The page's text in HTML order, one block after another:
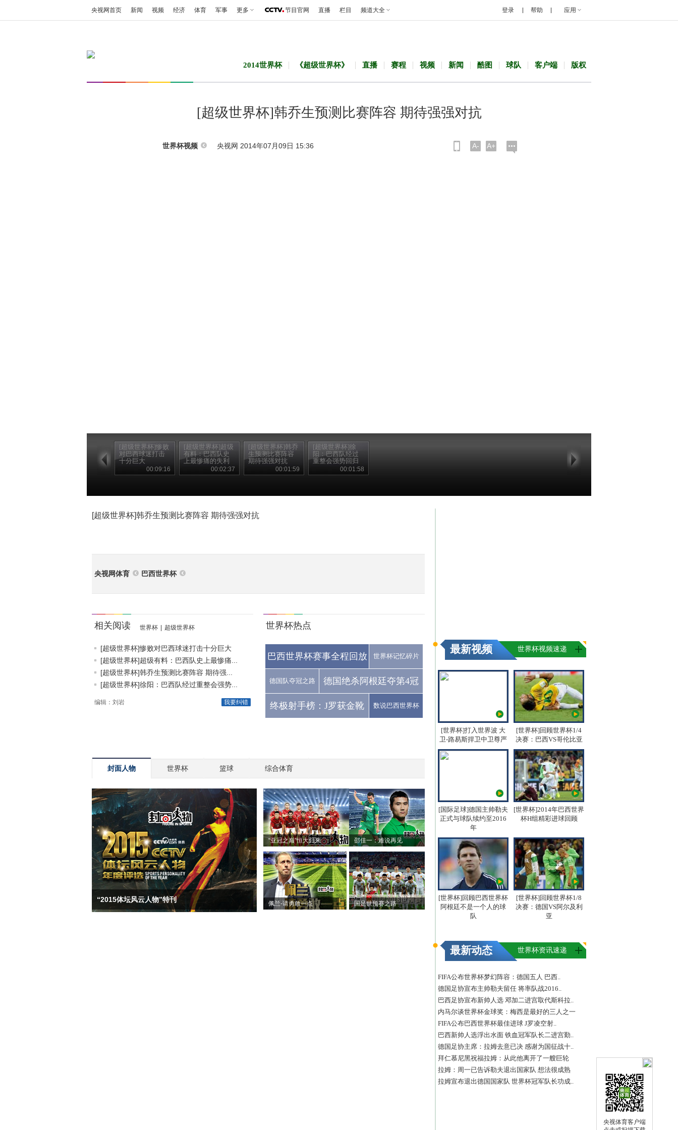
央视体育客户端
央视网首页 新闻 视频 经济 体育 军事 更多 节目官网 直播 栏目 频道大全 帮助 应用
登录
2014世界杯 《超级世界杯》 直播 赛程 视频 新闻 酷图 球队 客户端 版权
[超级世界杯]韩乔生预测比赛阵容 期待强强对抗
世界杯视频 央视网 2014年07月09日 15:36 A- A+
[超级世界杯]惨败
对巴西球迷打击
十分巨大
00:09:16
[超级世界杯]超级
有料：巴西队史
上最惨痛的失利
00:02:37
[超级世界杯]韩乔
生预测比赛阵容
期待强强对抗
00:01:59
[超级世界杯]徐
阳：巴西队经过
重整会强势回归
00:01:58
[超级世界杯]韩乔生预测比赛阵容 期待强强对抗
央视网体育 巴西世界杯
相关阅读 世界杯 超级世界杯
[超级世界杯]惨败对巴西球迷打击十分巨大
[超级世界杯]超级有料：巴西队史上最惨痛...
[超级世界杯]韩乔生预测比赛阵容 期待强...
[超级世界杯]徐阳：巴西队经过重整会强势...
我要纠错
编辑：刘岩
世界杯热点
巴西世界杯赛事全程回放 世界杯记忆碎片
德国队夺冠之路 德国绝杀阿根廷夺第4冠
终极射手榜：J罗获金靴 数说巴西世界杯
封面人物 世界杯 篮球 综合体育
“2015体坛风云人物”特刊
“亚冠之巅”恒大归来 邵佳一：难说再见
佩兰-请勇敢一点 国足世预赛之路
最新视频 世界杯视频速递
[世界杯]打入世界波 大
卫-路易斯捍卫中卫尊严
[世界杯]回顾世界杯1/4
决赛：巴西VS哥伦比亚
[国际足球]德国主帅勒夫
正式与球队续约至2016
年
[世界杯]2014年巴西世界
杯H组精彩进球回顾
[世界杯]回顾巴西世界杯
阿根廷不是一个人的球
队
[世界杯]回顾世界杯1/8
决赛：德国VS阿尔及利
亚
最新动态 世界杯资讯速递
FIFA公布世界杯梦幻阵容：德国五人 巴西..
德国足协宣布主帅勒夫留任 将率队战2016..
巴西足协宣布新帅人选 邓加二进宫取代斯科拉..
内马尔谈世界杯金球奖：梅西是最好的三人之一
FIFA公布巴西世界杯最佳进球 J罗凌空射..
巴西新帅人选浮出水面 铁血冠军队长二进宫勤..
德国足协主席：拉姆去意已决 感谢为国征战十..
拜仁慕尼黑祝福拉姆：从此他离开了一艘巨轮
拉姆：周一已告诉勒夫退出国家队 想法很成熟
拉姆宣布退出德国国家队 世界杯冠军队长功成..